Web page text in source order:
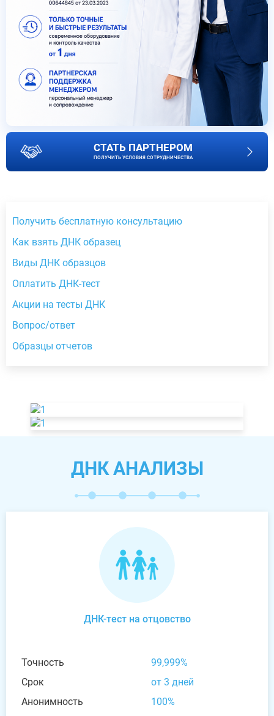
СТАТЬ ПАРТНЕРОМ
ПОЛУЧИТЬ УСЛОВИЯ СОТРУДНИЧЕСТВА
Получить бесплатную консультацию
Как взять ДНК образец
Виды ДНК образцов
Оплатить ДНК-тест
Акции на тесты ДНК
Вопрос/ответ
Образцы отчетов
ДНК АНАЛИЗЫ
ДНК-тест на отцовство
Точность
99,999%
Срок
от 3 дней
Анонимность
100%